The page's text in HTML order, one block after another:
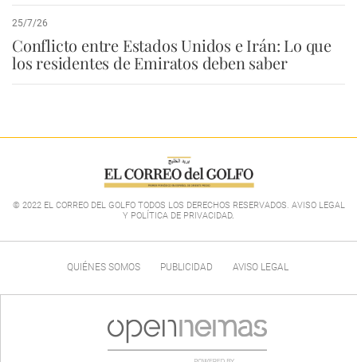
25/7/26
Conflicto entre Estados Unidos e Irán: Lo que
los residentes de Emiratos deben saber
© 2022 EL CORREO DEL GOLFO TODOS LOS DERECHOS RESERVADOS. AVISO LEGAL
Y POLÍTICA DE PRIVACIDAD.
QUIÉNES SOMOS PUBLICIDAD AVISO LEGAL